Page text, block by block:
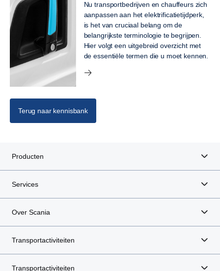
Nu transportbedrijven en chauffeurs zich
aanpassen aan het elektrificatietijdperk,
is het van cruciaal belang om de
belangrijkste terminologie te begrijpen.
Hier volgt een uitgebreid overzicht met
de essentiële termen die u moet kennen.
Terug naar kennisbank
Producten
Services
Over Scania
Transportactiviteiten
Transportactiviteiten